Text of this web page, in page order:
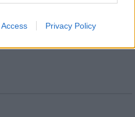
Privacy Policy
építési szakasz indult be a
felüljárón